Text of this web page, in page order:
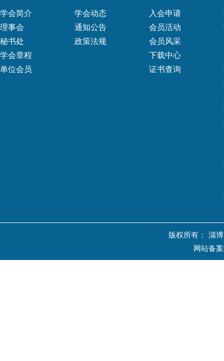
学会简介
理事会
秘书处
学会章程
单位会员
学会动态
通知公告
政策法规
入会申请
会员活动
会员风采
下载中心
证书查询
版权所有：
淄
网站备